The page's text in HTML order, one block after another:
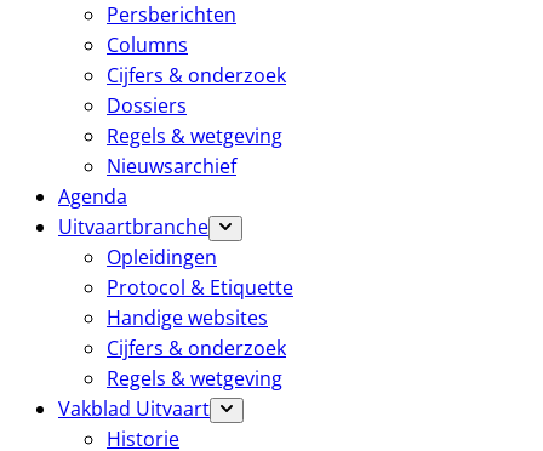
Persberichten
Columns
Cijfers & onderzoek
Dossiers
Regels & wetgeving
Nieuwsarchief
Agenda
Uitvaartbranche
Opleidingen
Protocol & Etiquette
Handige websites
Cijfers & onderzoek
Regels & wetgeving
Vakblad Uitvaart
Historie